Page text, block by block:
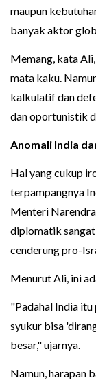
maupun
banyak aktor
Memang, kata
mata kaku.
kalkulatif dan
dan oportunistik
Anomali India
Hal yang cukup
terpampangnya
Menteri
diplomatik
cenderung pro-
Menurut Ali, ini
"Padahal India
syukur bisa
besar," ujarnya.
Namun, harapan